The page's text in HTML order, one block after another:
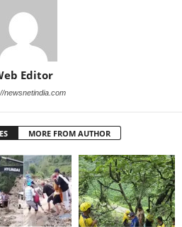
Editor
newsnetindia.com
MORE FROM AUTHOR